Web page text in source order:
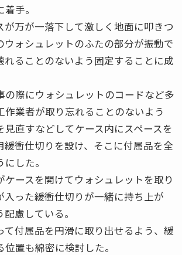
手。
が万が一落下して激しく地面に叩きつ
ウォシュレットのふたの部分が振動で
れることのないよう固定することに成
際にウォシュレットのコードなど多
作業者が取り忘れることのないよう
見直すなどしてケース内にスペースを
緩衝仕切りを設け、そこに付属品を全
した。
ースを開けてウォシュレットを取り
入った緩衝仕切りが一緒に持ち上が
慮している。
て付属品を円滑に取り出せるよう、緩
置も綿密に検討した。